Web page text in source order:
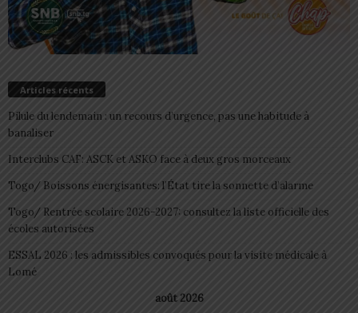
Articles récents
Pilule du lendemain : un recours d’urgence, pas une habitude à
banaliser
Interclubs CAF: ASCK et ASKO face à deux gros morceaux
Togo/ Boissons énergisantes: l’État tire la sonnette d’alarme
Togo/ Rentrée scolaire 2026-2027: consultez la liste officielle des
écoles autorisées
ESSAL 2026 : les admissibles convoqués pour la visite médicale à
Lomé
août 2026